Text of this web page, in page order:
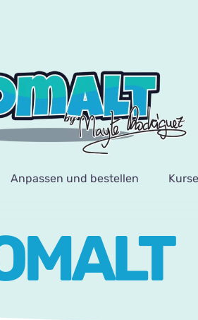
Anpassen und bestellen Kurse